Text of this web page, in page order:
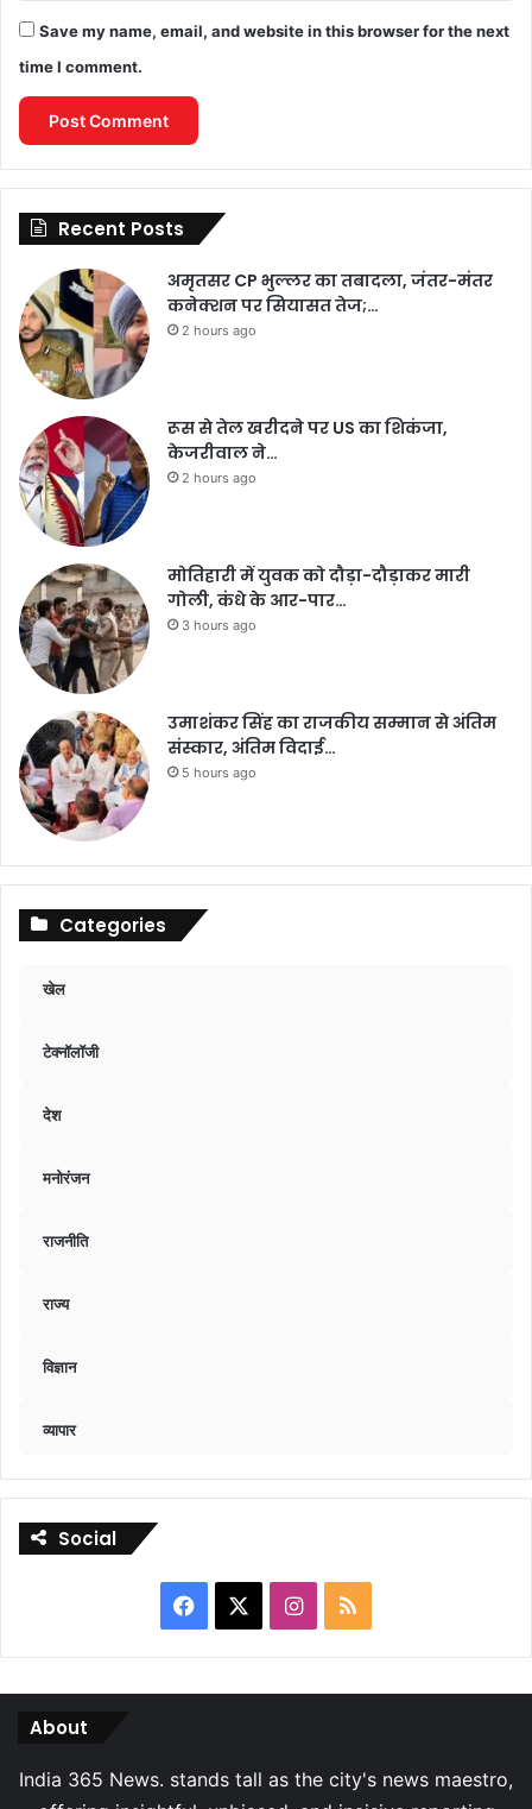
Save my name, email, and website in this browser for the next
time I comment.
Recent Posts
अमृतसर CP भुल्लर का तबादला, जंतर-मंतर
कनेक्शन पर सियासत तेज;…
2 hours ago
रूस से तेल खरीदने पर US का शिकंजा,
केजरीवाल ने…
2 hours ago
मोतिहारी में युवक को दौड़ा-दौड़ाकर मारी
गोली, कंधे के आर-पार…
3 hours ago
उमाशंकर सिंह का राजकीय सम्मान से अंतिम
संस्कार, अंतिम विदाई…
5 hours ago
Categories
खेल
टेक्नॉलॉजी
देश
मनोरंजन
राजनीति
राज्य
विज्ञान
व्यापार
Social
Facebook Instagram
RSS
About